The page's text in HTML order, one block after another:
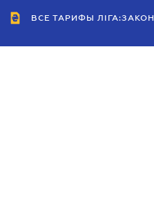
ВСЕ ТАРИФЫ ЛІГА:ЗАКОН